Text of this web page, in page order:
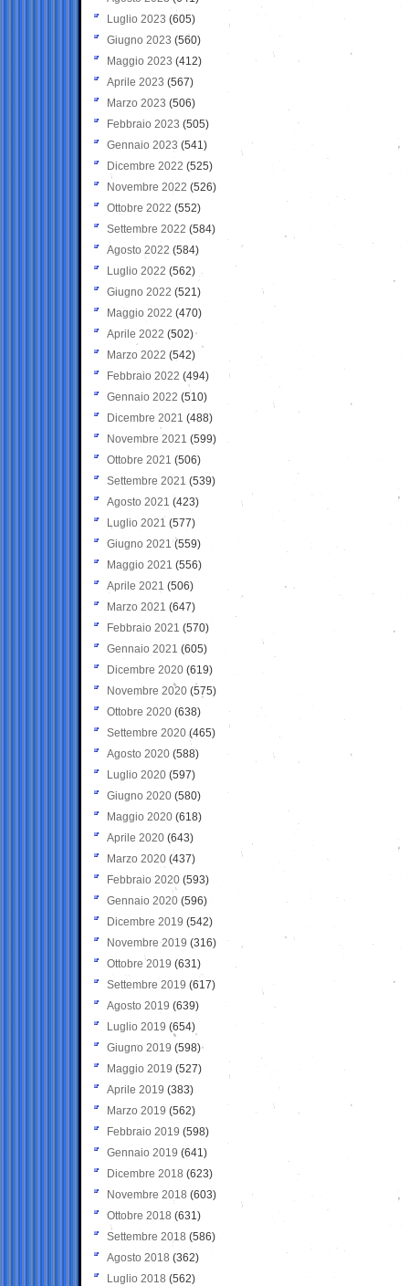
Luglio 2023 (605)
Giugno 2023 (560)
Maggio 2023 (412)
Aprile 2023 (567)
Marzo 2023 (506)
Febbraio 2023 (505)
Gennaio 2023 (541)
Dicembre 2022 (525)
Novembre 2022 (526)
Ottobre 2022 (552)
Settembre 2022 (584)
Agosto 2022 (584)
Luglio 2022 (562)
Giugno 2022 (521)
Maggio 2022 (470)
Aprile 2022 (502)
Marzo 2022 (542)
Febbraio 2022 (494)
Gennaio 2022 (510)
Dicembre 2021 (488)
Novembre 2021 (599)
Ottobre 2021 (506)
Settembre 2021 (539)
Agosto 2021 (423)
Luglio 2021 (577)
Giugno 2021(559)
Maggio 2021 (556)
Aprile 2021 (506)
Marzo 2021 (647)
Febbraio 2021 (570)
Gennaio 2021 (605)
Dicembre 2020 (619)
Novembre 2020 (575)
Ottobre 2020 (638)
Settembre 2020(465)
Agosto 2020 (588)
Luglio 2020 (597)
Giugno 2020 (580)
Maggio 2020 (618)
Aprile 2020 (643)
Marzo 2020 (437)
Febbraio 2020 (593)
Gennaio 2020 (596)
Dicembre 2019 (542)
Novembre 2019 (316)
Ottobre 2019 (631)
Settembre 2019 (617)
Agosto 2019 (639)
Luglio 2019 (654)
Giugno 2019 (598)
Maggio 2019 (527)
Aprile 2019 (383)
Marzo 2019 (562)
Febbraio 2019 (598)
Gennaio 2019 (641)
Dicembre 2018 (623)
Novembre 2018 (603)
Ottobre 2018 (631)
Settembre 2018 (586)
Agosto 2018 (362)
Luglio 2018 (562)